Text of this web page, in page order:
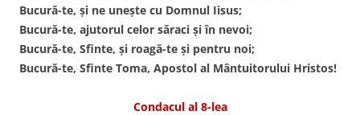
Bucură-te, şi ne uneşte cu Domnul Iisus;
Bucură-te, ajutorul celor săraci şi în nevoi;
Bucură-te, Sfinte, şi roagă-te şi pentru noi;
Bucură-te, Sfinte Toma, Apostol al Mântuitorului Hristos!
Condacul al 8-lea